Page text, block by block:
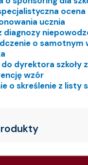
ucznia
diagnozy
o samotnym
dyrektora szkoły
wzór
o skreślenie z listy